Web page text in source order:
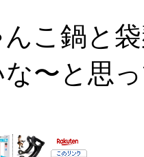
こ鍋と
〜と思